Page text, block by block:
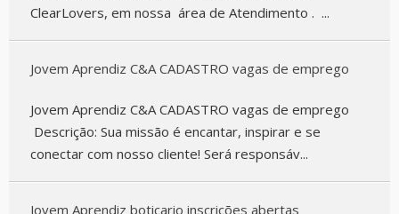
ClearLovers, em nossa área de Atendimento . ...
Jovem Aprendiz C&A CADASTRO vagas de emprego
Jovem Aprendiz C&A CADASTRO vagas de emprego
Descrição: Sua missão é encantar, inspirar e se
conectar com nosso cliente! Será responsáv...
Jovem Aprendiz boticario inscrições abertas